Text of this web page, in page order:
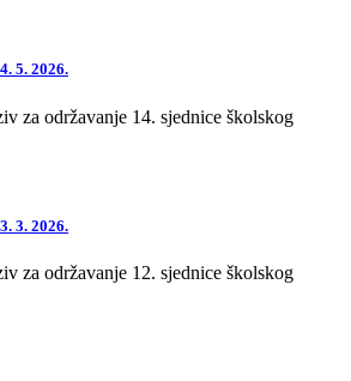
5. 2026.
za održavanje 14. sjednice školskog
3. 2026.
za održavanje 12. sjednice školskog